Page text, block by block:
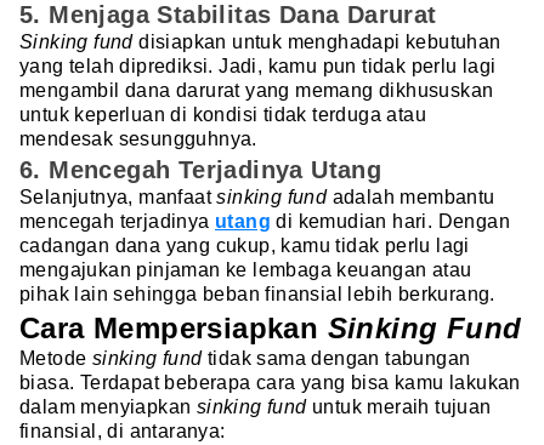
5. Menjaga Stabilitas Dana Darurat
Sinking funddisiapkan untuk menghadapi kebutuhan
yang telah diprediksi. Jadi, kamu pun tidak perlu lagi
mengambil dana darurat yang memang dikhususkan
untuk keperluan di kondisi tidak terduga atau
mendesak sesungguhnya.
6. Mencegah Terjadinya Utang
Selanjutnya, manfaatsinking fundadalah membantu
mencegah terjadinya utang di kemudian hari. Dengan
cadangan dana yang cukup, kamu tidak perlu lagi
mengajukan pinjaman ke lembaga keuangan atau
pihak lain sehingga beban finansial lebih berkurang.
Cara Mempersiapkan Sinking Fund
Metode sinking fundtidak sama dengan tabungan
biasa. Terdapat beberapa cara yang bisa kamu lakukan
dalam menyiapkan sinking funduntuk meraih tujuan
finansial, di antaranya: